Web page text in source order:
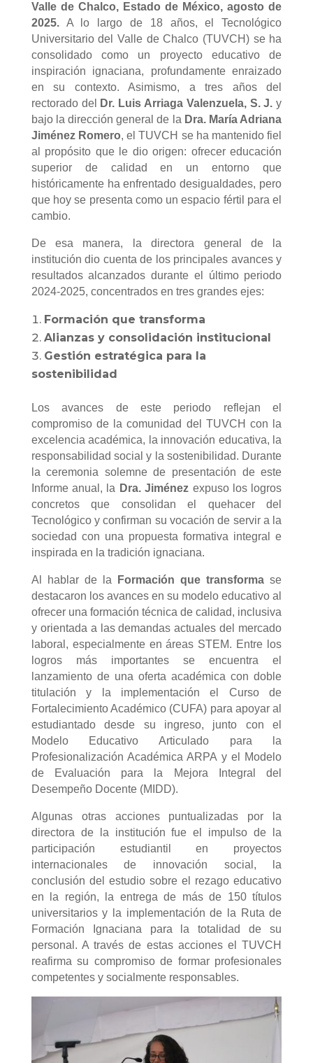
Valle de Chalco, Estado de México, agosto de
2025.A lo largo de 18 años, el Tecnológico
Universitario del Valle de Chalco (TUVCH) se ha
consolidado como un proyecto educativo de
inspiración ignaciana, profundamente enraizado
en su contexto. Asimismo, a tres años del
rectorado del
Dr. Luis Arriaga Valenzuela, S. J. y
bajo la dirección general de la Dra. María Adriana
Jiménez Romero, el TUVCH se ha mantenido fiel
al propósito que le dio origen: ofrecer educación
superior de calidad en un entorno que
históricamente ha enfrentado desigualdades, pero
que hoy se presenta como un espacio fértil para el
cambio.
De esa manera, la directora general de la
institución dio cuenta de los principales avances y
resultados alcanzados durante el último periodo
2024-2025, concentrados en tres grandes ejes:
Formación que transforma
Alianzas y consolidación institucional
Gestión estratégica para la
sostenibilidad
Los avances de este periodo reflejan el
compromiso de la comunidad del TUVCH con la
excelencia académica, la innovación educativa, la
responsabilidad social y la sostenibilidad. Durante
la ceremonia solemne de presentación de este
Informe anual, la Dra. Jiménez expuso los logros
concretos que consolidan el quehacer del
Tecnológico y confirman su vocación de servir a la
sociedad con una propuesta formativa integral e
inspirada en la tradición ignaciana.
Al hablar de la Formación que transforma se
destacaron los avances en su modelo educativo al
ofrecer una formación técnica de calidad, inclusiva
y orientada a las demandas actuales del mercado
laboral, especialmente en áreas STEM. Entre los
logros más importantes se encuentra el
lanzamiento de una oferta académica con doble
titulación y la implementación el Curso de
Fortalecimiento Académico (CUFA) para apoyar al
estudiantado desde su ingreso, junto con el
Modelo Educativo Articulado para la
Profesionalización Académica ARPA y el Modelo
de Evaluación para la Mejora Integral del
Desempeño Docente (MIDD).
Algunas otras acciones puntualizadas por la
directora de la institución fue el impulso de la
participación estudiantil en proyectos
internacionales de innovación social, la
conclusión del estudio sobre el rezago educativo
en la región, la entrega de más de 150 títulos
universitarios y la implementación de la Ruta de
Formación Ignaciana para la totalidad de su
personal. A través de estas acciones el TUVCH
reafirma su compromiso de formar profesionales
competentes y socialmente responsables.